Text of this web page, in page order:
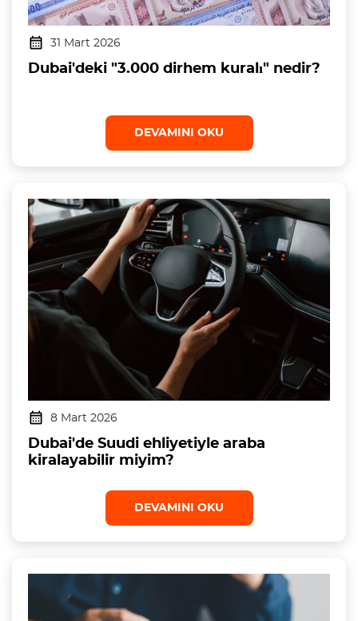
31 Mart 2026
Dubai'deki "3.000 dirhem kuralı" nedir?
DEVAMINI OKU
8 Mart 2026
Dubai'de Suudi ehliyetiyle araba
kiralayabilir miyim?
DEVAMINI OKU